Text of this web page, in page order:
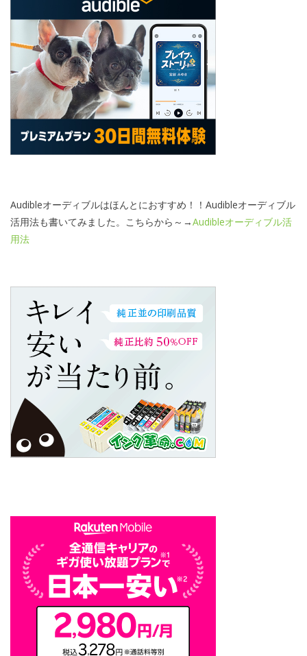
Audibleオーディブルはほんとにおすすめ！！Audibleオーディブル
活用法も書いてみました。こちらから～→Audibleオーディブル活
用法